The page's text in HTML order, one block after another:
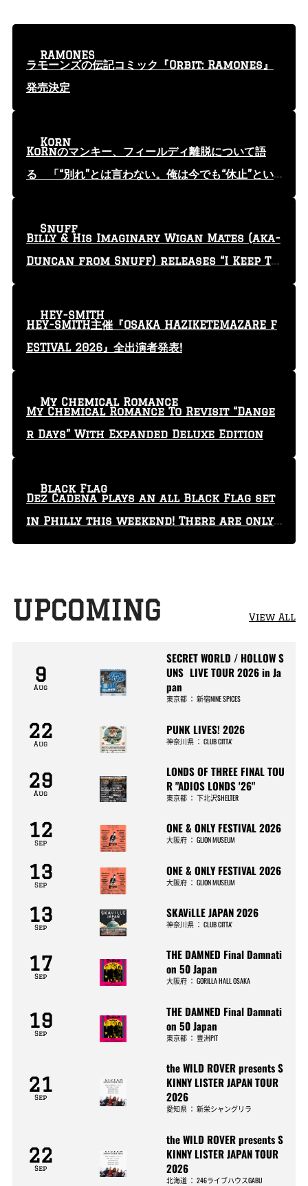
ラモーンズの伝記コミック『Orbit: Ramones』
発売決定
RAMONES
KoRnのマンキー、フィールディ離脱について語
る 「“別れ”とは言わない。俺は今でも“休止”とい
Korn
Billy & His Imaginary Wigan Mates (aka-
Duncan from Snuff) releases “I Keep Tr
Snuff
HEY-SMITH主催『OSAKA HAZIKETEMAZARE F
ESTIVAL 2026』全出演者発表!
HEY-SMITH
My Chemical Romance To Revisit “Dange
r Days” With Expanded Deluxe Edition
My Chemical Romance
Dez Cadena plays an all Black Flag set
in Philly this weekend! There are only
29 tickets left!
Black Flag
UPCOMING View All
9
Aug
SECRET WORLD / HOLLOW S
UNS LIVE TOUR 2026 in Ja
pan
東京都 ：新宿NINE SPICES
22
Aug
PUNK LIVES! 2026
神奈川県 ：CLUB CITTA’
29
Aug
LONDS OF THREE FINAL TOU
R "ADIOS LONDS '26"
東京都 ：下北沢SHELTER
12
Sep
ONE & ONLY FESTIVAL 2026
大阪府 ：GLION MUSEUM
13
Sep
ONE & ONLY FESTIVAL 2026
大阪府 ：GLION MUSEUM
13
Sep
SKAViLLE JAPAN 2026
神奈川県 ：CLUB CITTA’
17
Sep
THE DAMNED Final Damnati
on 50 Japan
大阪府 ：GORILLA HALL OSAKA
19
Sep
THE DAMNED Final Damnati
on 50 Japan
東京都 ：豊洲PIT
21
Sep
the WILD ROVER presents S
KINNY LISTER JAPAN TOUR
2026
愛知県 ：新栄シャングリラ
22
Sep
the WILD ROVER presents S
KINNY LISTER JAPAN TOUR
2026
北海道 ：246ライブハウスGABU